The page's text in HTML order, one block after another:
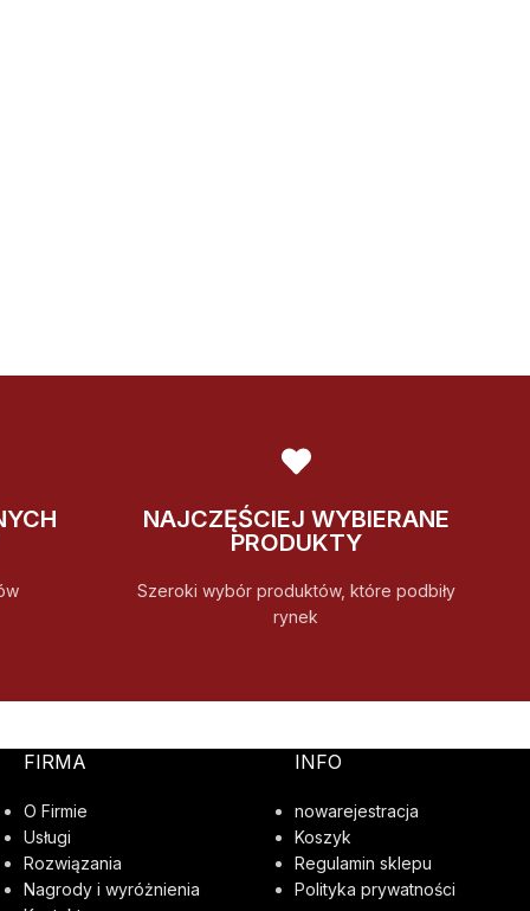
NAJCZĘŚCIEJ WYBIERANE
PRODUKTY
Szeroki wybór produktów, które podbiły
rynek
FIRMA
O Firmie
Usługi
Rozwiązania
Nagrody i wyróżnienia
INFO
nowarejestracja
Koszyk
Regulamin sklepu
Polityka prywatności